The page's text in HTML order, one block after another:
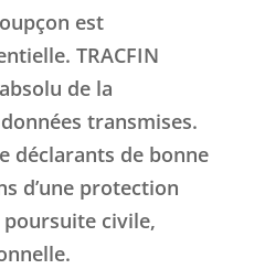
est
TRACFIN
de la
transmises.
déclarants de bonne
d’une protection
civile,